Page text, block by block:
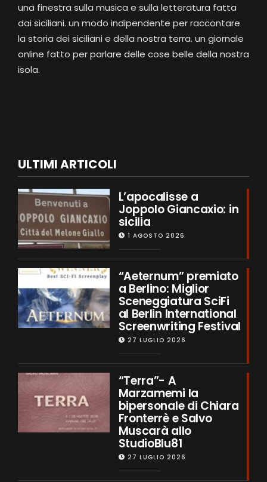
una finestra sulla musica e sulla letteratura fatta
dai siciliani. un modo indipendente per raccontare
la storia dei siciliani e della nostra terra. un giornale
online fatto per parlare delle cose belle della nostra
isola.
ULTIMI ARTICOLI
L’apocalisse a
Joppolo Giancaxio: in
sicilia
1 AGOSTO 2026
“Aeternum” premiato
a Berlino: Miglior
Sceneggiatura SciFi
al Berlin International
Screenwriting Festival
27 LUGLIO 2026
“Terra”- A
Marzamemi la
bipersonale di Chiara
Fronterrè e Salvo
Muscarà allo
StudioBlu81
27 LUGLIO 2026